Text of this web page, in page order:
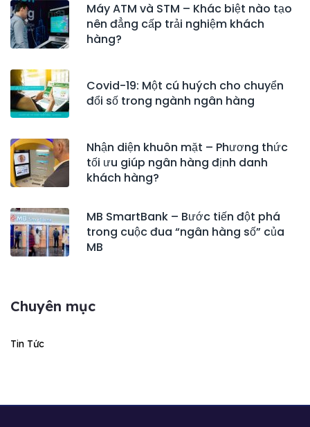
Máy ATM và STM – Khác biệt nào tạo
nên đẳng cấp trải nghiệm khách
hàng?
Covid-19: Một cú huých cho chuyển
đổi số trong ngành ngân hàng
Nhận diện khuôn mặt – Phương thức
tối ưu giúp ngân hàng định danh
khách hàng?
MB SmartBank – Bước tiến đột phá
trong cuộc đua “ngân hàng số” của
MB
Chuyên mục
Tin Tức